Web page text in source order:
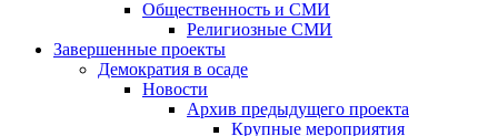
Общественность и СМИ
Религиозные СМИ
Завершенные проекты
Демократия в осаде
Новости
Архив предыдущего проекта
Крупные мероприятия